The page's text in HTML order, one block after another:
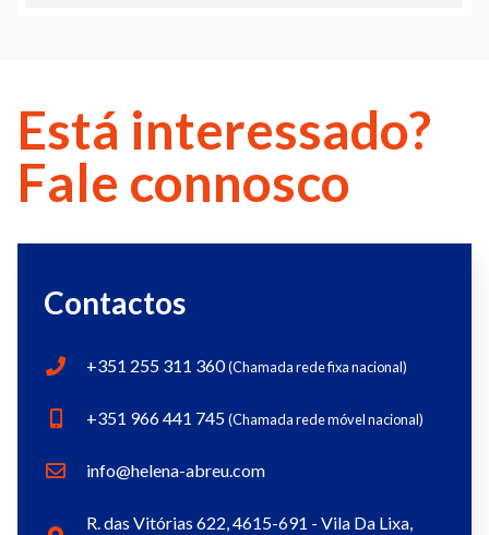
Está interessado?
Fale connosco
Contactos
+351 255 311 360(Chamada rede fixa nacional)
+351 966 441 745(Chamada rede móvel nacional)
info@helena-abreu.com
R. das Vitórias 622, 4615-691 - Vila Da Lixa,